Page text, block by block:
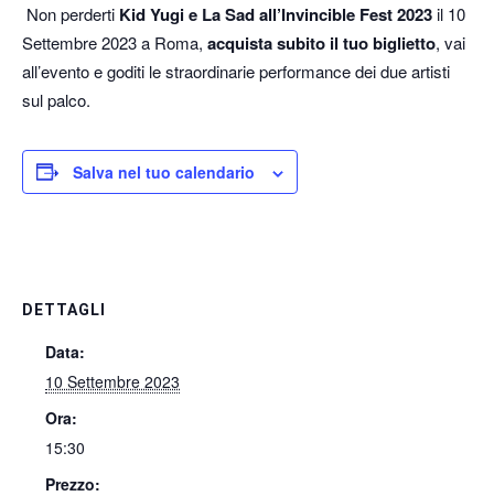
Non perderti Kid Yugi e La Sad all’Invincible Fest 2023il 10
Settembre 2023 a Roma, acquista subito il tuo biglietto, vai
all’evento e goditi le straordinarie performance dei due artisti
sul palco.
Salva nel tuo calendario
DETTAGLI
Data:
10 Settembre 2023
Ora:
15:30
Prezzo: